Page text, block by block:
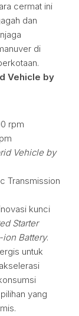
cermat ini
dan
di
Vehicle by
rpm
Vehicle by
Transmission
kunci
Starter
Battery.
untuk
yang